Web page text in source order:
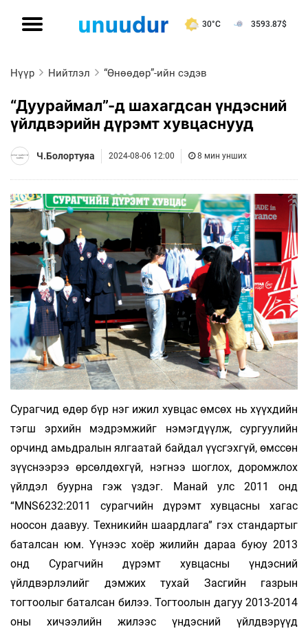
30°C 3593.87$
Нүүр Нийтлэл “Өнөөдөр”-ийн сэдэв
“Дуураймал”-д шахагдсан үндэсний
үйлдвэрийн дүрэмт хувцаснууд
Ч.Болортуяа 2024-08-06 12:00 8 мин унших
Сурагчид өдөр бүр нэг ижил хувцас өмсөх нь хүүхдийн
тэгш эрхийн мэдрэмжийг нэмэгдүүлж, сургуулийн
орчинд амьдралын ялгаатай байдал үүсгэхгүй, өмссөн
зүүснээрээ өрсөлдөхгүй, нэгнээ шоглох, доромжлох
үйлдэл буурна гэж үздэг. Манай улс 2011 онд
“MNS6232:2011 сурагчийн дүрэмт хувцасны хагас
ноосон даавуу. Техникийн шаардлага” гэх стандартыг
баталсан юм. Үүнээс хоёр жилийн дараа буюу 2013
онд Сурагчийн дүрэмт хувцасны үндэсний
үйлдвэрлэлийг дэмжих тухай Засгийн газрын
тогтоолыг баталсан билээ. Тогтоолын дагуу 2013-2014
оны хичээлийн жилээс үндэсний үйлдвэрүүд